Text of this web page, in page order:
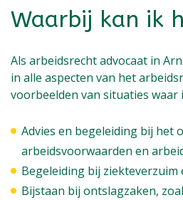
Waarbij kan ik
Als arbeidsrecht advocaat in
in alle aspecten van het
voorbeelden van situaties waar
Advies en begeleiding bij het
arbeidsvoorwaarden en
Begeleiding bij
Bijstaan bij ontslagzaken,